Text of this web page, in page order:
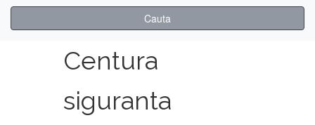
Cauta
Centura
siguranta